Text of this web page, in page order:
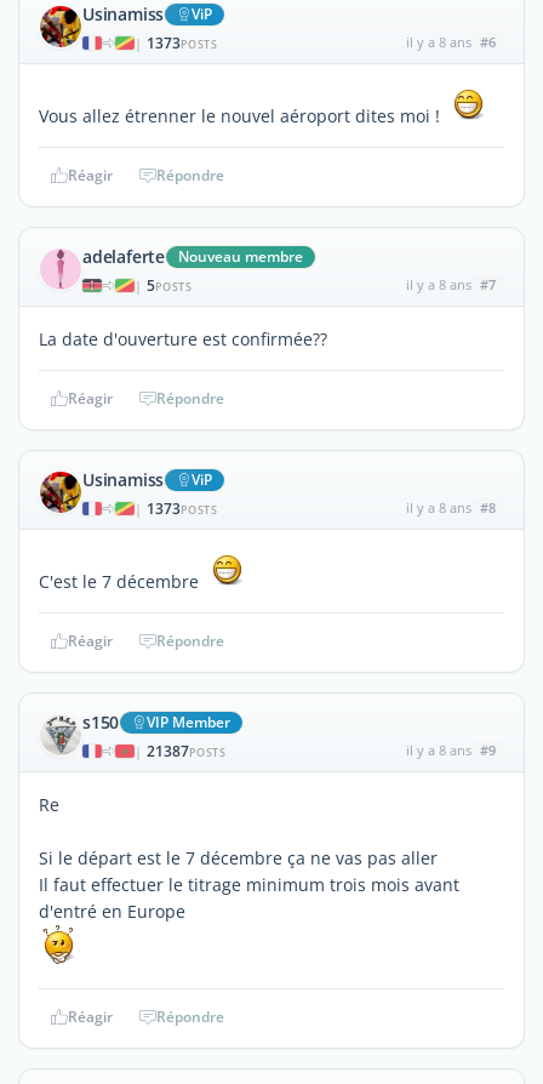
Usinamiss ViP
| 1373POSTS il y a 8 ans #6
Vous allez étrenner le nouvel aéroport dites moi !
Réagir Répondre
adelaferte Nouveau membre
| 5POSTS il y a 8 ans #7
La date d'ouverture est confirmée??
Réagir Répondre
Usinamiss ViP
| 1373POSTS il y a 8 ans #8
C'est le 7 décembre
Réagir Répondre
s150 VIP Member
| 21387POSTS il y a 8 ans #9
Re
Si le départ est le 7 décembre ça ne vas pas aller
Il faut effectuer le titrage minimum trois mois avant
d'entré en Europe
Réagir Répondre